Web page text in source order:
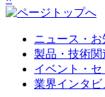
ニュース・
製品・技術関
イベント・セ
業界インタビ